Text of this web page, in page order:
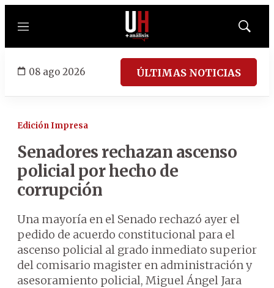
Menú
Mostrar
08 ago 2026 ÚLTIMAS NOTICIAS
Edición Impresa
Senadores rechazan ascenso
policial por hecho de
corrupción
Una mayoría en el Senado rechazó ayer el
pedido de acuerdo constitucional para el
ascenso policial al grado inmediato superior
del comisario magister en administración y
asesoramiento policial, Miguel Ángel Jara